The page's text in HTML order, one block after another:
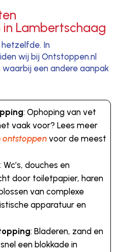
Lambertschaag
In
wij bij Ontstoppen.nl
een andere aanpak
: Ophoping van vet
vaak voor? Lees meer
ontstoppenvoor de meest
: Wc’s, douches en
door toiletpapier, haren
van complexe
apparatuur en
: Bladeren, zand en
een blokkade in